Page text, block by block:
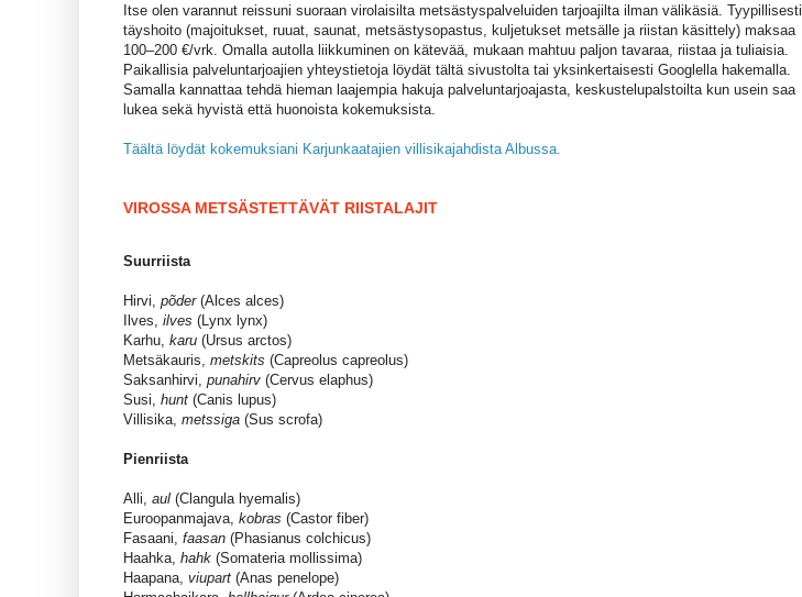
Itse olen varannut reissuni suoraan virolaisilta metsästyspalveluiden tarjoajilta ilman välikäsiä. Tyypillisesti
täyshoito (majoitukset, ruuat, saunat, metsästysopastus, kuljetukset metsälle ja riistan käsittely) maksaa
100–200 €/vrk. Omalla autolla liikkuminen on kätevää, mukaan mahtuu paljon tavaraa, riistaa ja tuliaisia.
Paikallisia palveluntarjoajien yhteystietoja löydät tältä sivustolta tai yksinkertaisesti Googlella hakemalla.
Samalla kannattaa tehdä hieman laajempia hakuja palveluntarjoajasta, keskustelupalstoilta kun usein saa
lukea sekä hyvistä että huonoista kokemuksista.
Täältä löydät kokemuksiani Karjunkaatajien villisikajahdista Albussa.
VIROSSA METSÄSTETTÄVÄT RIISTALAJIT
Suurriista
Hirvi, põder(Alces alces)
Ilves, ilves (Lynx lynx)
Karhu, karu (Ursus arctos)
Metsäkauris, metskits (Capreolus capreolus)
Saksanhirvi, punahirv (Cervus elaphus)
Susi, hunt (Canis lupus)
Villisika, metssiga (Sus scrofa)
Pienriista
Alli, aul (Clangula hyemalis)
Euroopanmajava, kobras (Castor fiber)
Fasaani, faasan (Phasianus colchicus)
Haahka, hahk (Somateria mollissima)
Haapana, viupart (Anas penelope)